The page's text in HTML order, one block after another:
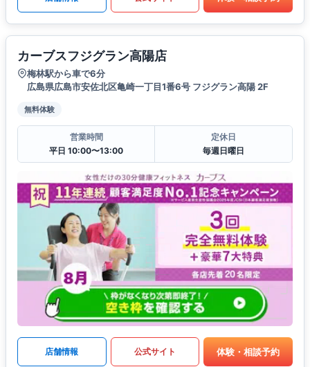
カーブスフジグラン高陽店
梅林駅から車で6分
広島県広島市安佐北区亀崎一丁目1番6号 フジグラン高陽 2F
無料体験
営業時間
平日 10:00〜13:00
定休日
毎週日曜日
店舗情報 公式サイト 体験・相談予約